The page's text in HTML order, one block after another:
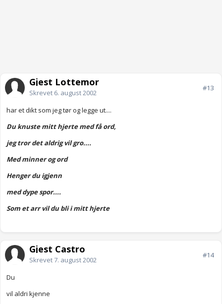
Gjest Lottemor
Skrevet 6. august 2002
#13
har et dikt som jeg tør og legge ut....
Du knuste mitt hjerte med få ord,
jeg tror det aldrig vil gro....
Med minner og ord
Henger du igjenn
med dype spor....
Som et arr vil du bli i mitt hjerte
Gjest Castro
Skrevet7. august 2002
#14
Du
vil aldri kjenne